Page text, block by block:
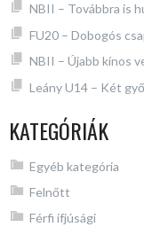
NBII – Továbbra is
FU20 – Dobogós
NBII – Újabb kínos
Leány U14 – Két
KATEGÓRIÁK
Egyéb kategória
Felnőtt
Férfi ifjúsági